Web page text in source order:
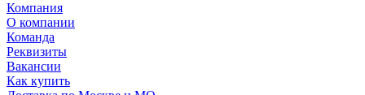
Компания
О компании
Команда
Реквизиты
Вакансии
Как купить